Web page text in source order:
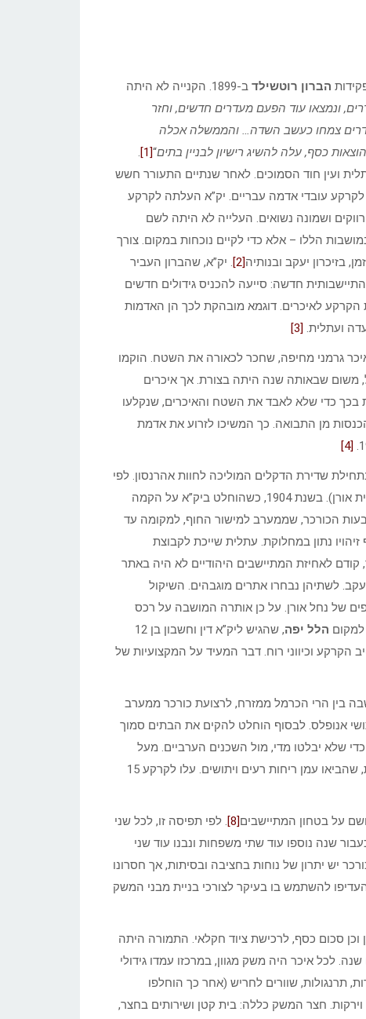
הברון רוטשילד
ב-1899. הקנייה לא היתה
ונמצאו עוד הפעם מעדרים חדשים, וחזר
צמחו כעשב השדה… והממשלה אכלה
כסף, עלה להשיג רישיון לבניין בתים“
[1]
.
ועין חוד הסמוכים. לאחר שנתיים התעורר חשש
עובדי אדמה עבריים. יק”א העלתה לקרקע
ושמונה נשואים. העלייה לא היתה לשם
הללו – אלא כדי לקיים נוכחות במקום. צורך
בזיכרון יעקב ובנותיה[2]
. יק”א, שהברון העביר
שיצרו מציאות התיישבותית חדשה: סייעה להכניס גידולים חדשים
הקרקע לאיכרים. דוגמא מובהקת לכך הן האדמות
ועתלית. [3]
גרמני מחיפה, שחכר לכאורה את השטח. הוקמו
משום שבאותה שנה היתה בצורת. אך איכרים
בכך כדי שלא לאבד את השטח והאיכרים, שנקלעו
מן התבואה. כך המשיכו לזרוע את אדמת
[4]
הנוכחית (בתחילת שדירת הדקלים המוליכה לחוות אהרנסון. לפי
גרסה אחרת, היה זה בכניסה לנחל מערות, לצד הדרך העולה לבית אורן). בשנת 1904, כשהוחלט ביק”א על הקמה
הכורכר, שממערב למישור החוף, למקומה עד
נתון במחלוקת. עתלית שייכת לקבוצת
לאחיזת המתיישבים היהודיים לא היה באתר
לשתיהן נבחרו אתרים מוגבהים. השיקול
של נחל אורן. על כן אותרה המושבה על רכס
למקום הלל יפה
, שהגיש ליק”א דין וחשבון בן 12
הקרקע וכיווני רוח. דבר המעיד על המקצועיות של
בין הרי הכרמל ממזרח, לרצועת כורכר ממערב
אנופלס. לבסוף הוחלט להקים את הבתים סמוך
שלא יבלטו מדי, מול השכנים הערביים. מעל
לבתים, על הגבעה, נבנה קיר אבן, במחשבה שיהיה מגן מהרוחות, שהביאו עמן ריחות רעים ויתושים. עלו לקרקע 15
על בטחון המתיישבים[8]
. לפי תפיסה זו, לכל שני
שנה נוספו עוד שתי משפחות ונבנו עוד שני
יש יתרון של נוחות בחציבה ובסיתות, אך חסרונו
להשתמש בו בעיקר לצורכי בניית מבני המשק
אורווה ומחסן וכן סכום כסף, לרכישת ציוד חקלאי. התמורה היתה
בתוספת ריבית של 3% תוך שלושים שנה. לכל איכר היה משק מגוון, במרכזו עמדו גידולי
תרנגולות, שוורים לחריש (אחר כך הוחלפו
חצר המשק כללה: בית קטן ושירותים בחצר,